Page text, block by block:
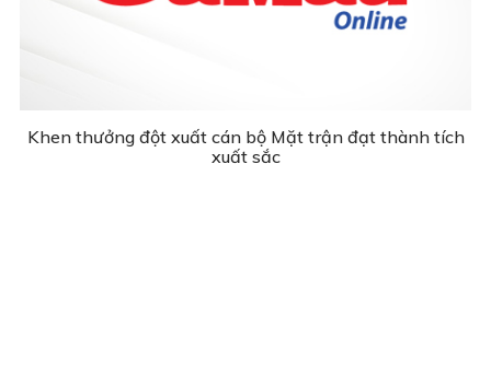
Khen thưởng đột xuất cán bộ Mặt trận đạt thành tích
xuất sắc